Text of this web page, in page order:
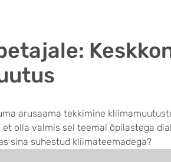
arusaama tekkimine
olla valmis sel teemal õpilastega
sina suhestud kliimateemadega?